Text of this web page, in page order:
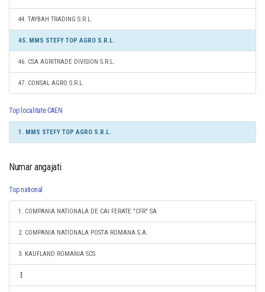
44. TAYBAH TRADING S.R.L.
45. MMS STEFY TOP AGRO S.R.L.
46. CSA AGRITRADE DIVISION S.R.L.
47. CONSAL AGRO S.R.L.
Top localitate CAEN
1. MMS STEFY TOP AGRO S.R.L.
Numar angajati
Top national
1. COMPANIA NATIONALA DE CAI FERATE "CFR" SA
2. COMPANIA NATIONALA POSTA ROMANA S.A.
3. KAUFLAND ROMANIA SCS